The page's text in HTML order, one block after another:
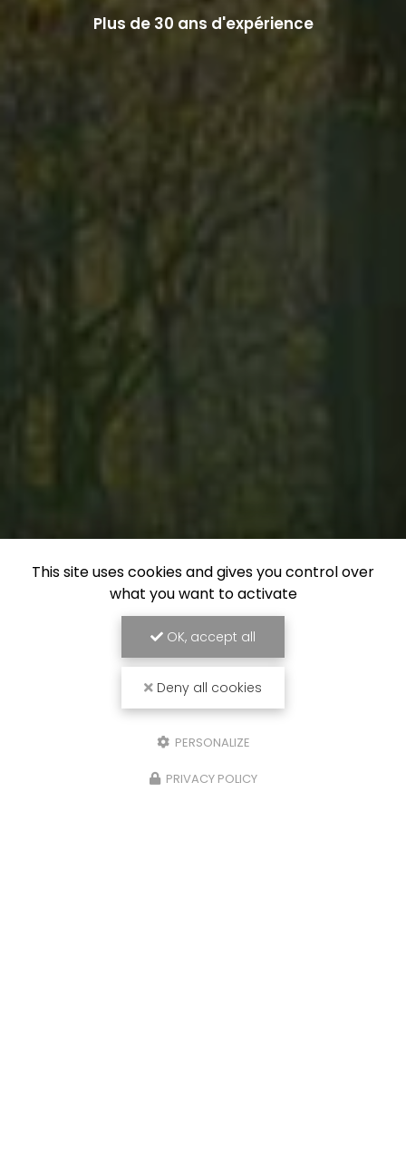
Plus de 30 ans d'expérience
This site uses cookies and gives you control over
what you want to activate
OK, accept all
Deny all cookies
PERSONALIZE
PRIVACY POLICY